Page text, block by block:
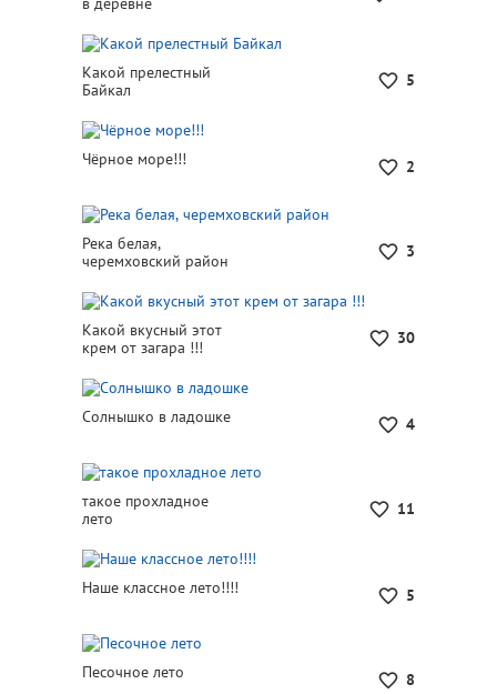
5
Какой прелестный
Байкал
2
Чёрное море!!!
3
Река белая,
черемховский район
30
Какой вкусный этот
крем от загара !!!
4
Солнышко в ладошке
11
такое прохладное
лето
5
Наше классное лето!!!!
8
Песочное лето